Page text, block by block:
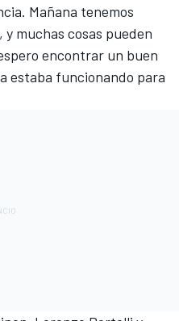
Mañana tenemos
muchas cosas pueden
encontrar un buen
estaba funcionando para